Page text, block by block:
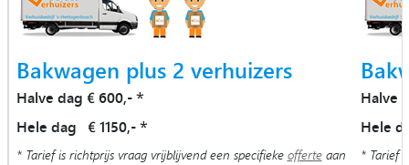
Bakwagen plus 2 verhuizers
Halve dag € 600,-*
Hele dag € 1150,-*
* Tarief is richtprijs vraag vrijblijvend een specifieke offerteaan
Halve
Hele
* Tarief